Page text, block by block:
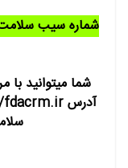
شماره سیب سلامت
شما میتوانید با